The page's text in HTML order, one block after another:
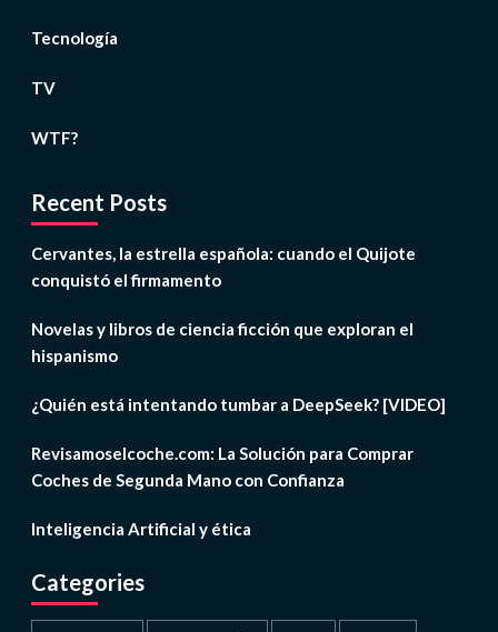
Tecnología
TV
WTF?
Recent Posts
Cervantes, la estrella española: cuando el Quijote
conquistó el firmamento
Novelas y libros de ciencia ficción que exploran el
hispanismo
¿Quién está intentando tumbar a DeepSeek? [VIDEO]
Revisamoselcoche.com: La Solución para Comprar
Coches de Segunda Mano con Confianza
Inteligencia Artificial y ética
Categories